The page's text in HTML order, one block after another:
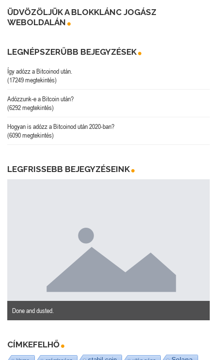
ÜDVÖZÖLJÜK A BLOKKLÁNC JOGÁSZ
WEBOLDALÁN
LEGNÉPSZERŰBB BEJEGYZÉSEK
Így adózz a Bitcoinod után.
(17249 megtekintés)
Adózzunk-e a Bitcoin után?
(6292 megtekintés)
Hogyan is adózz a Bitcoinod után 2020-ban?
(6090 megtekintés)
LEGFRISSEBB BEJEGYZÉSEINK
Done and dusted.
CÍMKEFELHŐ